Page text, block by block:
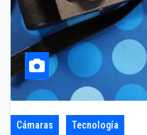
Cámaras Tecnología